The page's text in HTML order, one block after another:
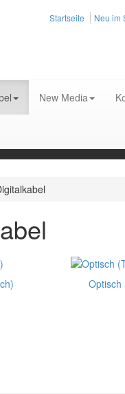
Startseite Neu im
New Media
Optisch